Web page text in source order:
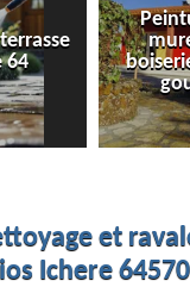
64
et
Ichere 64570